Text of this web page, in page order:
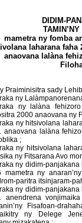
DIDIM-
mametra ny fomba
laharana faha
anaovana lalàna
Praiminisitra sady
ny
ny lalàna
2000 anaovana ny
ny hitsivolana
anaovana lalàna
;
ny hitsivolana
ny Fitsarana Avo
ny didim-panjakana
mametra ny
paritra itsinjaram-
ny didim-
anendrena
Fisafoan-
ny Delege